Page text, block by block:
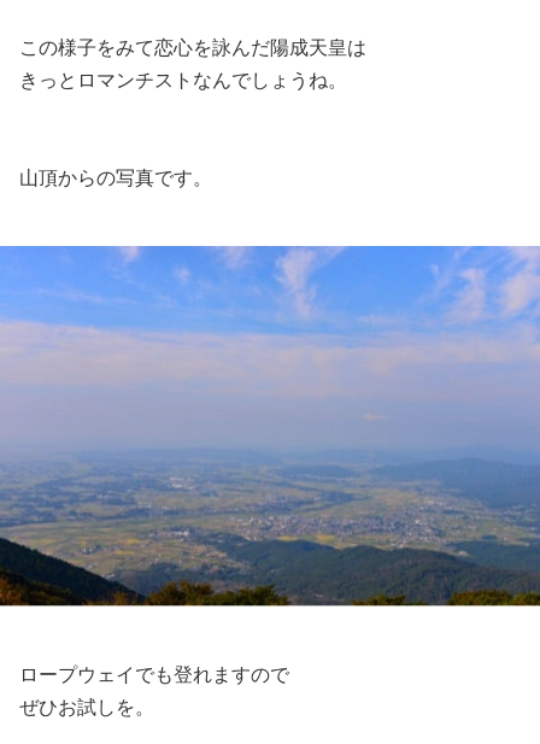
この様子をみて恋心を詠んだ陽成天皇は
きっとロマンチストなんでしょうね。
山頂からの写真です。
ロープウェイでも登れますので
ぜひお試しを。